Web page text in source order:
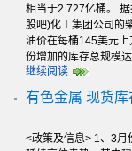
相当于2.727亿桶。
股吧)化工集团公司的
油价在每桶145美元
份增加的库存总规模
继续阅读
有色金属 现货库
<政策及信息> 1、3月